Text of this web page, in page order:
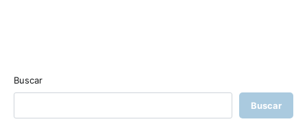
Buscar
Buscar